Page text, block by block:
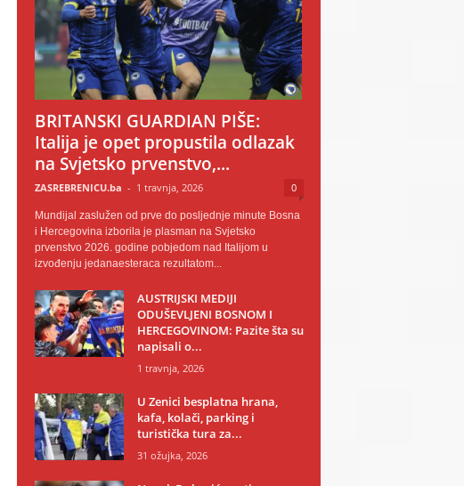
BRITANSKI GUARDIAN PIŠE:
Italija je opet propustila odlazak
na Svjetsko prvenstvo,...
ZASREBRENICU.ba - 1 travnja, 2026 0
Mundijal zaslužen od prve do posljednje minute Bosna
i Hercegovina izborila je plasman na Svjetsko
prvenstvo 2026. godine pobjedom nad Italijom u
izvođenju jedanaesteraca rezultatom...
AUSTRIJSKI MEDIJI
ODUŠEVLJENI BOSNOM I
HERCEGOVINOM: Pazite šta su
napisali o...
1 travnja, 2026
U Zenici besplatna hrana,
kafa, kolači, parking i
turistička tura za...
31 ožujka, 2026